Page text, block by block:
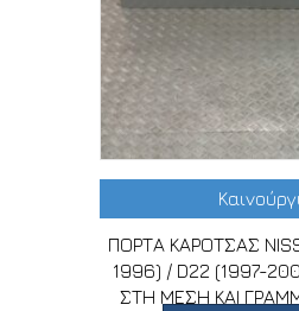
ΠΟΡΤΑ ΚΑΡΟΤΣΑΣ
1996) / D22 (1997-
ΣΤΗ ΜΕΣΗ ΚΑΙ